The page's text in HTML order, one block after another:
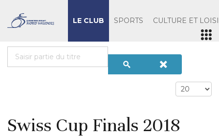
LE CLUB SPORTS CULTURE ET
Swiss Cup Finals 2018